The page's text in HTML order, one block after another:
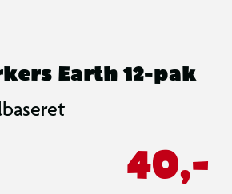
Earth 12-pak
40,-